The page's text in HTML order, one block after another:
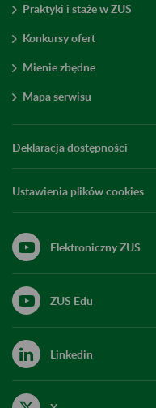
Praktyki i staże w ZUS
Konkursy ofert
Mienie zbędne
Mapa serwisu
Deklaracja dostępności
Ustawienia plików cookies
Elektroniczny ZUS
ZUS Edu
Linkedin